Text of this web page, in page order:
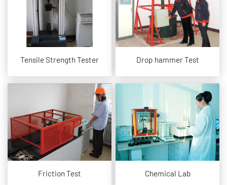
Tensile Strength Tester Drop hammer Test
Friction Test Chemical Lab